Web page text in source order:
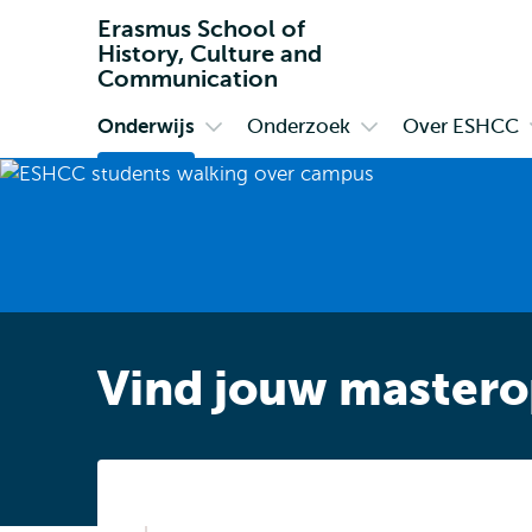
Erasmus School of
History, Culture and
Communication
Primair
Onderwijs
submenu
Onderzoek
submenu
Over ESHCC
Vind jouw